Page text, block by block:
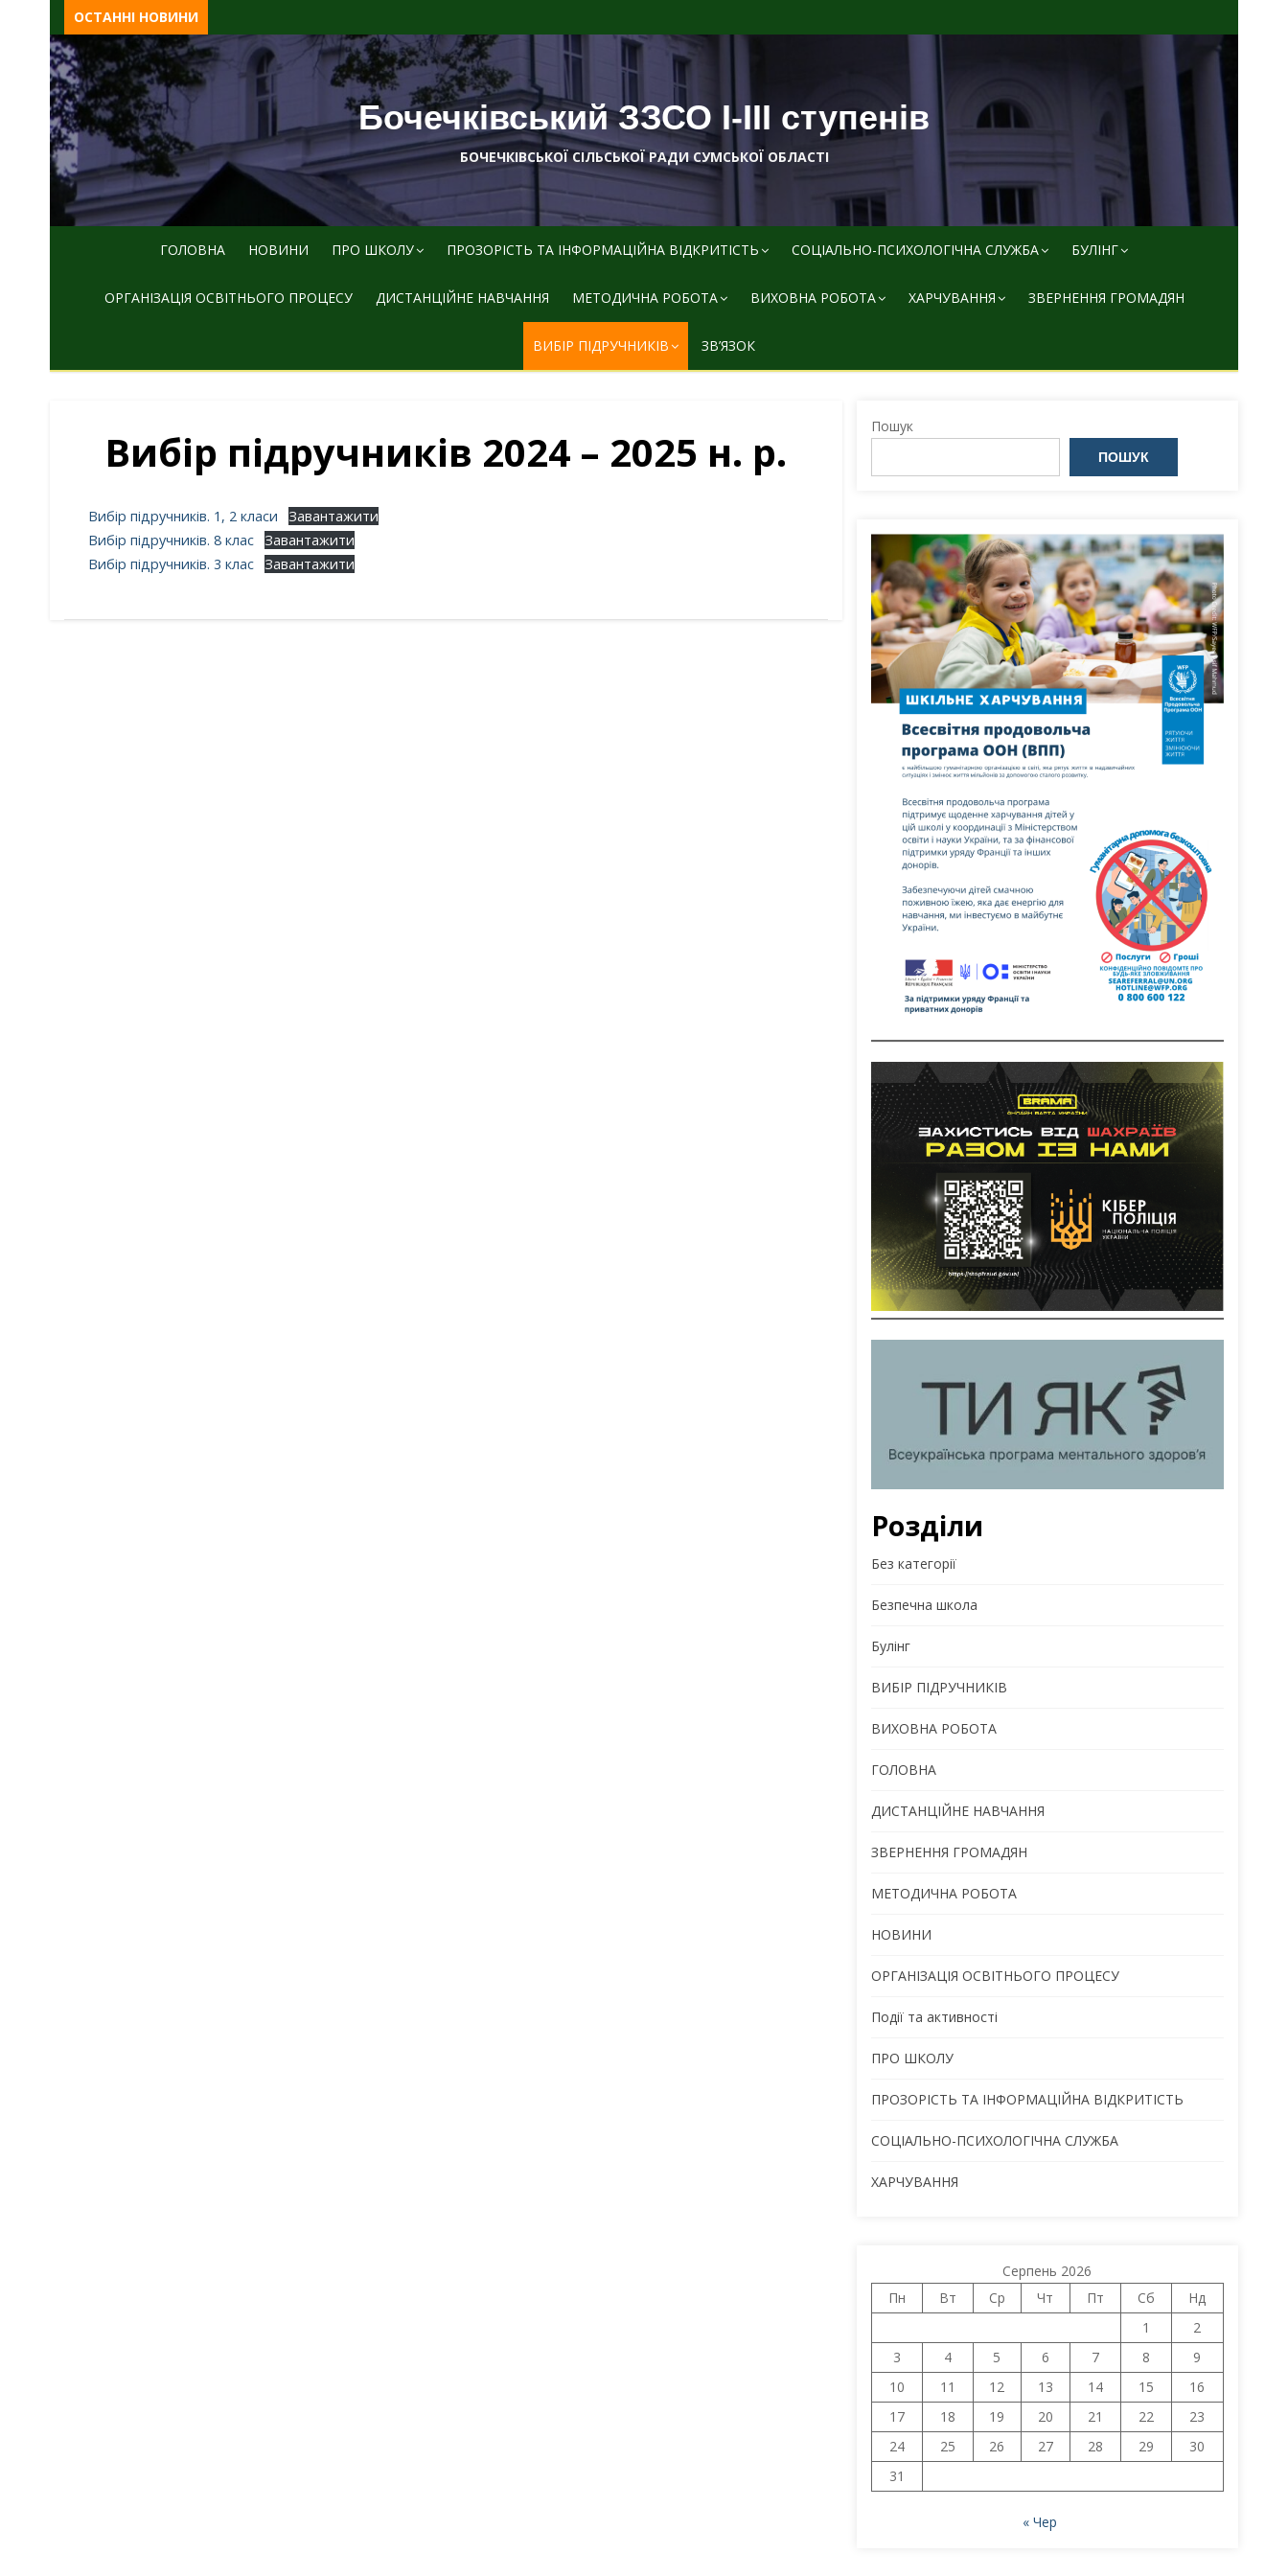
Skip
to
content
ОСТАННІ НОВИНИ
Бочечківський ЗЗСО І-ІІІ ступенів
БОЧЕЧКІВСЬКОЇ СІЛЬСЬКОЇ РАДИ СУМСЬКОЇ ОБЛАСТІ
ГОЛОВНА НОВИНИ ПРО ШКОЛУ ПРОЗОРІСТЬ ТА ІНФОРМАЦІЙНА ВІДКРИТІСТЬ СОЦІАЛЬНО-ПСИХОЛОГІЧНА СЛУЖБА БУЛІНГ
ОРГАНІЗАЦІЯ ОСВІТНЬОГО ПРОЦЕСУ ДИСТАНЦІЙНЕ НАВЧАННЯ МЕТОДИЧНА РОБОТА ВИХОВНА РОБОТА ХАРЧУВАННЯ ЗВЕРНЕННЯ ГРОМАДЯН
ВИБІР ПІДРУЧНИКІВ ЗВ’ЯЗОК
Вибір підручників 2024 – 2025 н. р.
Вибір підручників. 1, 2 класи
Завантажити
Вибір підручників. 8 клас Завантажити
Вибір підручників. 3 клас Завантажити
Пошук
ПОШУК
Розділи
Без категорії
Безпечна школа
Булінг
ВИБІР ПІДРУЧНИКІВ
ВИХОВНА РОБОТА
ГОЛОВНА
ДИСТАНЦІЙНЕ НАВЧАННЯ
ЗВЕРНЕННЯ ГРОМАДЯН
МЕТОДИЧНА РОБОТА
НОВИНИ
ОРГАНІЗАЦІЯ ОСВІТНЬОГО ПРОЦЕСУ
Події та активності
ПРО ШКОЛУ
ПРОЗОРІСТЬ ТА ІНФОРМАЦІЙНА ВІДКРИТІСТЬ
СОЦІАЛЬНО-ПСИХОЛОГІЧНА СЛУЖБА
ХАРЧУВАННЯ
Серпень 2026
Пн
Вт Ср Чт Пт Сб
Нд
1
2
3
4 5 6 7 8
9
10
11 12 13 14 15
16
17
18 19 20 21 22
23
24
25 26 27 28 29
30
31
« Чер